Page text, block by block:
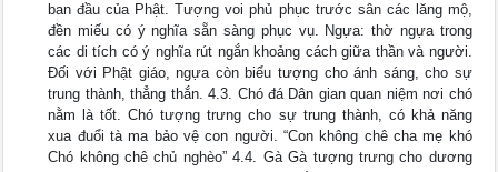
ban đầu của Phật. Tượng voi phủ phục trước sân các lăng mộ,
đền miếu có ý nghĩa sẵn sàng phục vụ. Ngựa: thờ ngựa trong
các di tích có ý nghĩa rút ngắn khoảng cách giữa thần và người.
Đối với Phật giáo, ngựa còn biểu tượng cho ánh sáng, cho sự
trung thành, thẳng thắn. 4.3. Chó đá Dân gian quan niệm nơi chó
nằm là tốt. Chó tượng trưng cho sự trung thành, có khả năng
xua đuổi tà ma bảo vệ con người. “Con không chê cha mẹ khó
Chó không chê chủ nghèo” 4.4. Gà Gà tượng trưng cho dương